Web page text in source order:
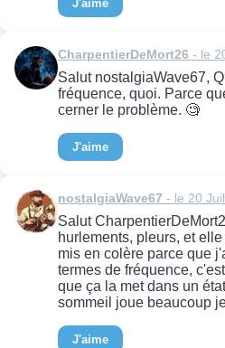
J'aime
CharpentierDeMort26 - le
Salut nostalgiaWave67,
fréquence, quoi. Parce
cerner le problème. 🧐
J'aime
nostalgiaWave67 - le 20
Salut
hurlements, pleurs, et
mis en colère parce que
termes de fréquence,
que ça la met dans un
sommeil joue beaucoup
J'aime